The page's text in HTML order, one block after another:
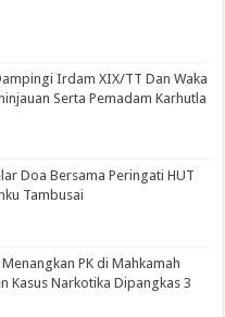
Irdam XIX/TT Dan Waka
Serta Pemadam Karhutla
Doa Bersama Peringati HUT
Tambusai
Menangkan PK di Mahkamah
Kasus Narkotika Dipangkas 3